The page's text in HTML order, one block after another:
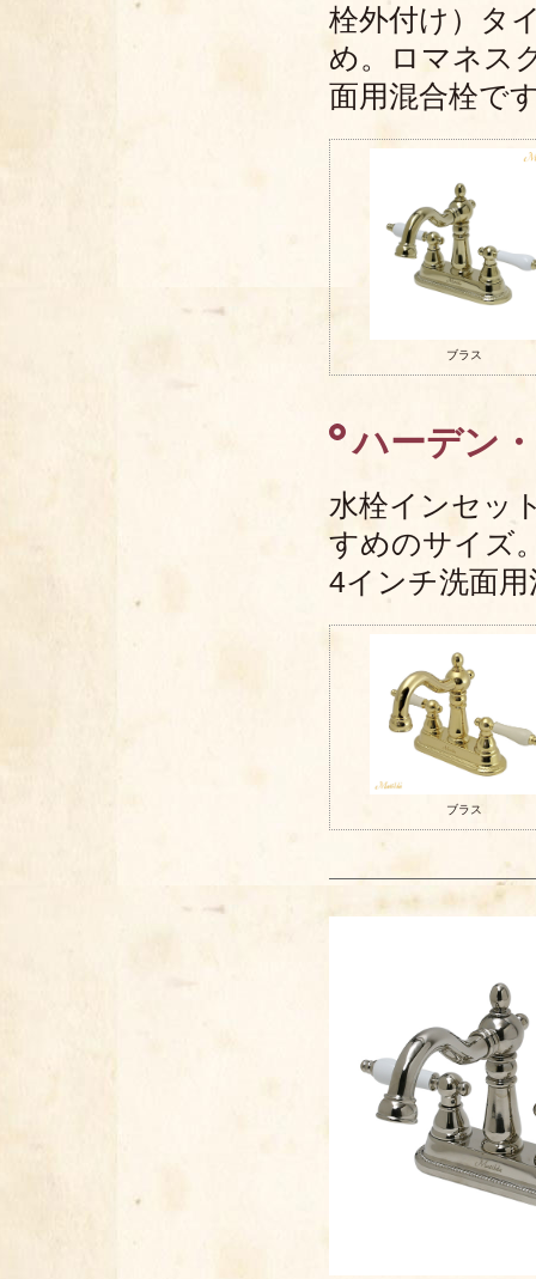
栓外付け）タ
め。ロマネス
面用混合栓で
ブラス
ハーデン
水栓インセッ
すめのサイズ
4インチ洗面
ブラス